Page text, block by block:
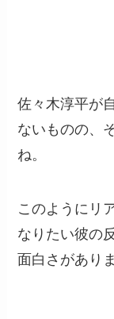
佐々木淳平が
ないものの、
ね。
このようにリ
なりたい彼の
面白さがあり